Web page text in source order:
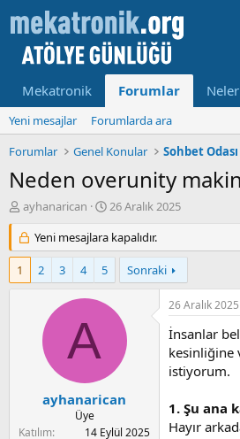
Mekatronik Forumlar
Yeni mesajlar
Forumlarda ara
Forumlar
Genel Konular Sohbet Odası
Neden overunity
K
n
u
u
ayhanarican
B
ş
l
m
h
i
26 Aralık 2025
Yeni mesajlara kapalıdır.
1 2 3 4 5 Sonraki
A
ayhanarican
Üye
Katılım
14 Eylül 2025
26 Aralık 2025
İnsanlar
kesinliğine
istiyorum.
1. Şu ana
Hayır